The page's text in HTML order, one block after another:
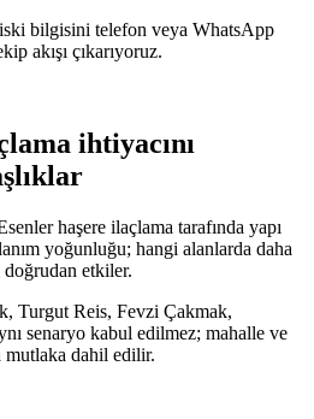
bilgisini telefon veya WhatsApp
akışı çıkarıyoruz.
ihtiyacını
haşere ilaçlama tarafında yapı
yoğunluğu; hangi alanlarda daha
etkiler.
Turgut Reis, Fevzi Çakmak,
senaryo kabul edilmez; mahalle ve
dahil edilir.